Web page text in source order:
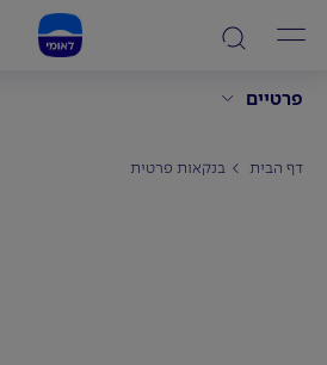
פרטיים
דף הבית בנקאות פרטית